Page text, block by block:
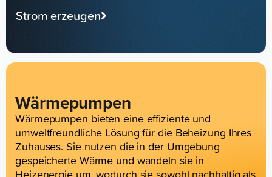
Strom erzeugen
Wärmepumpen
Wärmepumpen bieten eine effiziente und
umweltfreundliche Lösung für die Beheizung Ihres
Zuhauses. Sie nutzen die in der Umgebung
gespeicherte Wärme und wandeln sie in